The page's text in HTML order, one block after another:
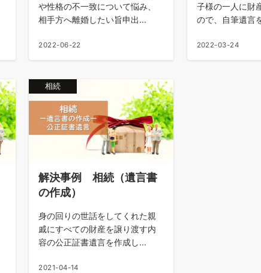
や性格の不一致について悩み、
相手方へ離婚したい旨申出...
2022-06-22
子様の一人に財
ので、自筆遺言
2022-03-24
相続
解決事例 相続（遺言書
の作成）
身の回りの世話をしてくれた親
戚にすべての財産を譲り渡す内
容の公正証書遺言を作成し...
2021-04-14